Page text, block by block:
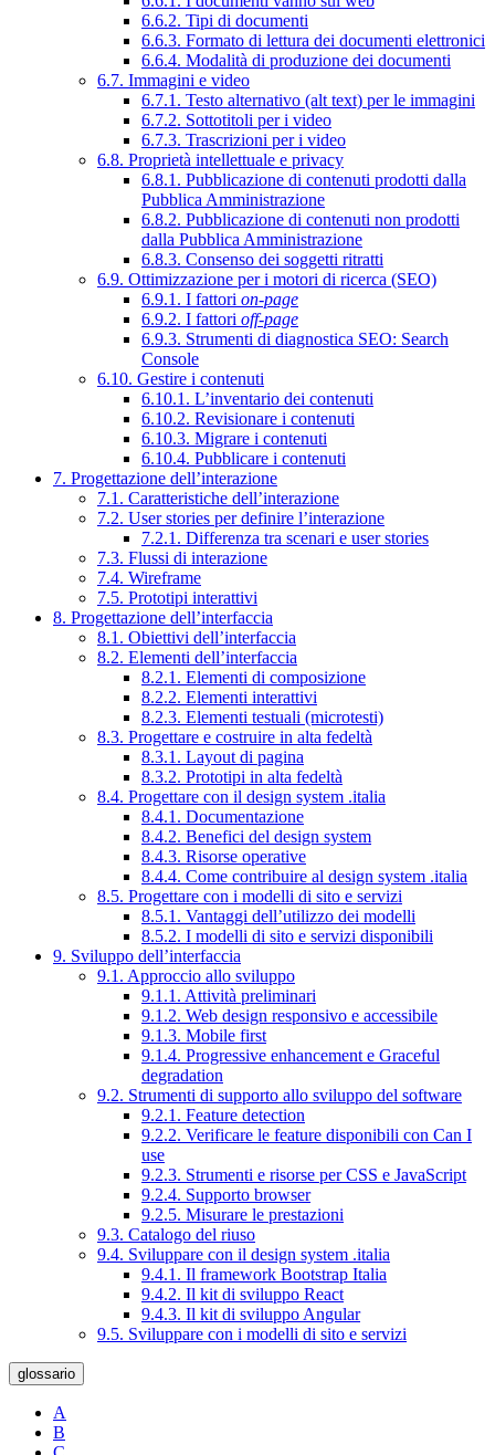
6.6.2. Tipi di documenti
6.6.3. Formato di lettura dei documenti elettronici
6.6.4. Modalità di produzione dei documenti
6.7. Immagini e video
6.7.1. Testo alternativo (alt text) per le immagini
6.7.2. Sottotitoli per i video
6.7.3. Trascrizioni per i video
6.8. Proprietà intellettuale e privacy
6.8.1. Pubblicazione di contenuti prodotti dalla
Pubblica Amministrazione
6.8.2. Pubblicazione di contenuti non prodotti
dalla Pubblica Amministrazione
6.8.3. Consenso dei soggetti ritratti
6.9. Ottimizzazione per i motori di ricerca (SEO)
6.9.1. I fattori on-page
6.9.2. I fattori off-page
6.9.3. Strumenti di diagnostica SEO: Search
Console
6.10. Gestire i contenuti
6.10.1. L’inventario dei contenuti
6.10.2. Revisionare i contenuti
6.10.3. Migrare i contenuti
6.10.4. Pubblicare i contenuti
7. Progettazione dell’interazione
7.1. Caratteristiche dell’interazione
7.2. User stories per definire l’interazione
7.2.1. Differenza tra scenari e user stories
7.3. Flussi di interazione
7.4. Wireframe
7.5. Prototipi interattivi
8. Progettazione dell’interfaccia
8.1. Obiettivi dell’interfaccia
8.2. Elementi dell’interfaccia
8.2.1. Elementi di composizione
8.2.2. Elementi interattivi
8.2.3. Elementi testuali (microtesti)
8.3. Progettare e costruire in alta fedeltà
8.3.1. Layout di pagina
8.3.2. Prototipi in alta fedeltà
8.4. Progettare con il design system .italia
8.4.1. Documentazione
8.4.2. Benefici del design system
8.4.3. Risorse operative
8.4.4. Come contribuire al design system .italia
8.5. Progettare con i modelli di sito e servizi
8.5.1. Vantaggi dell’utilizzo dei modelli
8.5.2. I modelli di sito e servizi disponibili
9. Sviluppo dell’interfaccia
9.1. Approccio allo sviluppo
9.1.1. Attività preliminari
9.1.2. Web design responsivo e accessibile
9.1.3. Mobile first
9.1.4. Progressive enhancement e Graceful
degradation
9.2. Strumenti di supporto allo sviluppo del software
9.2.1. Feature detection
9.2.2. Verificare le feature disponibili con Can I
use
9.2.3. Strumenti e risorse per CSS e JavaScript
9.2.4. Supporto browser
9.2.5. Misurare le prestazioni
9.3. Catalogo del riuso
9.4. Sviluppare con il design system .italia
9.4.1. Il framework Bootstrap Italia
9.4.2. Il kit di sviluppo React
9.4.3. Il kit di sviluppo Angular
9.5. Sviluppare con i modelli di sito e servizi
glossario
A
B